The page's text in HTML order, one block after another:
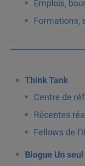
Emplois,
Formations,
Think Tank
Centre de
Récentes
Fellows de
Blogue Un